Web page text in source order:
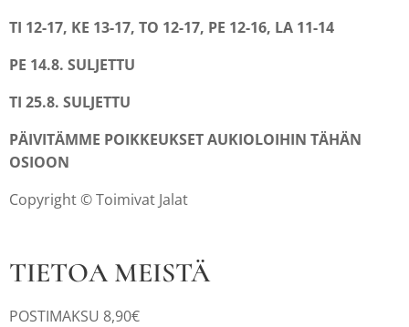
TI 12-17, KE 13-17, TO 12-17, PE 12-16, LA 11-14
PE 14.8. SULJETTU
TI 25.8. SULJETTU
PÄIVITÄMME POIKKEUKSET AUKIOLOIHIN TÄHÄN
OSIOON
Copyright © Toimivat Jalat
TIETOA MEISTÄ
POSTIMAKSU 8,90€